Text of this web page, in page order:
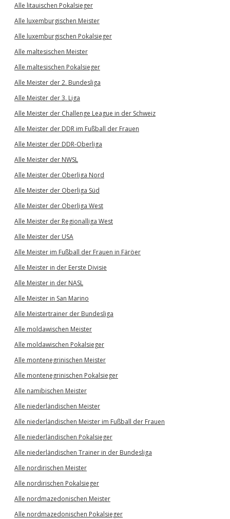
Alle litauischen Pokalsieger
Alle luxemburgischen Meister
Alle luxemburgischen Pokalsieger
Alle maltesischen Meister
Alle maltesischen Pokalsieger
Alle Meister der 2. Bundesliga
Alle Meister der 3. Liga
Alle Meister der Challenge League in der Schweiz
Alle Meister der DDR im Fußball der Frauen
Alle Meister der DDR-Oberliga
Alle Meister der NWSL
Alle Meister der Oberliga Nord
Alle Meister der Oberliga Süd
Alle Meister der Oberliga West
Alle Meister der Regionalliga West
Alle Meister der USA
Alle Meister im Fußball der Frauen in Färöer
Alle Meister in der Eerste Divisie
Alle Meister in der NASL
Alle Meister in San Marino
Alle Meistertrainer der Bundesliga
Alle moldawischen Meister
Alle moldawischen Pokalsieger
Alle montenegrinischen Meister
Alle montenegrinischen Pokalsieger
Alle namibischen Meister
Alle niederländischen Meister
Alle niederländischen Meister im Fußball der Frauen
Alle niederländischen Pokalsieger
Alle niederländischen Trainer in der Bundesliga
Alle nordirischen Meister
Alle nordirischen Pokalsieger
Alle nordmazedonischen Meister
Alle nordmazedonischen Pokalsieger